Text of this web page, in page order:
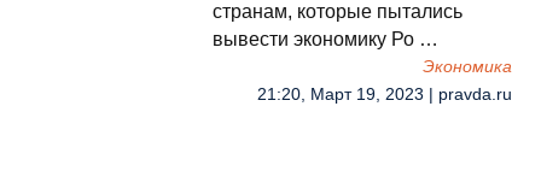
странам, которые пытались
вывести экономику Ро …
Экономика
21:20, Март 19, 2023 | pravda.ru